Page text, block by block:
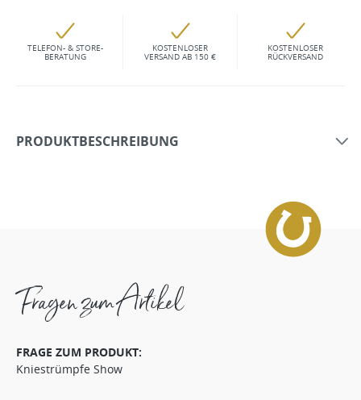
TELEFON- & STORE-
BERATUNG
KOSTENLOSER
VERSAND AB 150 €
KOSTENLOSER
RÜCKVERSAND
PRODUKTBESCHREIBUNG
Fragen zum Artikel
FRAGE ZUM PRODUKT:
Kniestrümpfe Show